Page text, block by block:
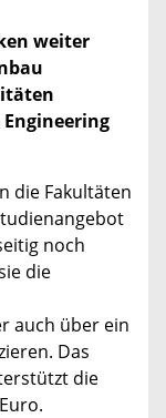
weiter
die Fakultäten
noch
die
auch über ein
Das
die